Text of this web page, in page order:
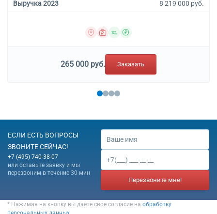
Выручка 2023 8 219 000 руб.
265 000 руб. Заказать
ЕСЛИ ЕСТЬ ВОПРОСЫ
ЗВОНИТЕ СЕЙЧАС!
+7 (495) 740-38-07
или оставьте заявку и мы
перезвоним в течение 30 мин
Перезвоните мне!
* Нажимая на кнопку вы даёте свое согласие на обработку